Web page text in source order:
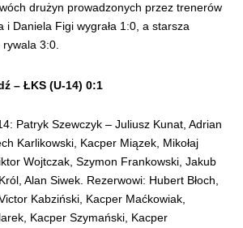
drużyn prowadzonych przez trenerów
i Daniela Figi wygrała 1:0, a starsza
rywala 3:0.
– ŁKS (U-14) 0:1
Patryk Szewczyk – Juliusz Kunat, Adrian
Karlikowski, Kacper Miązek, Mikołaj
Wojtczak, Szymon Frankowski, Jakub
Alan Siwek. Rezerwowi: Hubert Błoch,
Kabziński, Kacper Maćkowiak,
Kacper Szymański, Kacper